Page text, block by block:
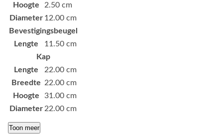
Hoogte
2.50 cm
Diameter 12.00 cm
Bevestigingsbeugel
Lengte
11.50 cm
Kap
Lengte
22.00 cm
Breedte 22.00 cm
Hoogte
31.00 cm
Diameter 22.00 cm
Toon meer